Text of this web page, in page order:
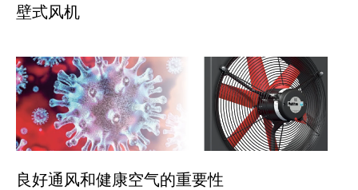
壁式风机
良好通风和健康空气的重要性